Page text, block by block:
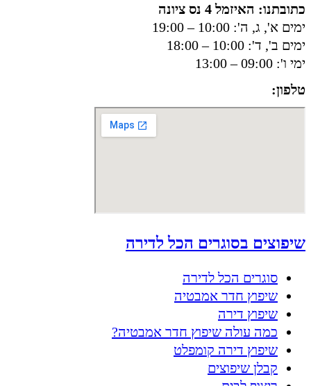
כתובתנו: האיזמל 4 נס ציונה
ימים א', ג, ה': 10:00 – 19:00
ימים ב', ד': 10:00 – 18:00
ימי ו': 09:00 – 13:00
טלפון:
שיפוצים בסוגרים הכל לדירה
סוגרים הכל לדירה
שיפוץ חדר אמבטיה
שיפוץ דירה
כמה עולה שיפוץ חדר אמבטיה?
שיפוץ דירה קומפלט
קבלן שיפוצים